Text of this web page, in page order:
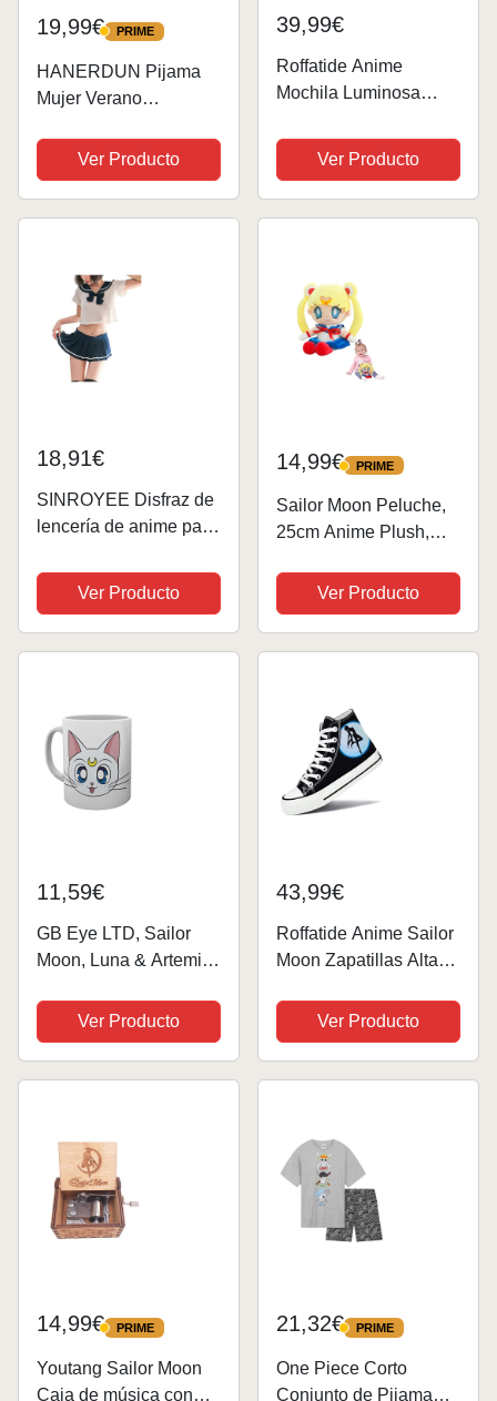
19,99€ PRIME
PRIME
HANERDUN Pijama
Mujer Verano
Stitch 2 Pcs Pijama de
Seda Conjunto de
Satén Camisa de
Ver Producto
39,99€
Roffatide Anime
Mochila Luminosa
con Puerto de Carga
USB y Puerto Para
Auriculares
Ver Producto
18,91€
SINROYEE Disfraz de
lencería de anime para
marinero japonés para
mujer, traje sexy de
colegialas (azul)
Ver Producto
14,99€ PRIME
PRIME
Sailor Moon Peluche,
25cm Anime Plush,
Peluche Dibujos
Animados, Anime Doll
Juguetes, Peluche
Ver Producto
11,59€
GB Eye LTD, Sailor
Moon, Luna & Artemis,
Ver Producto
43,99€
Roffatide Anime Sailor
Moon Zapatillas Altas
Planos Estampados
Zapatos de Skate con
Cordones Talla Unisex
Ver Producto
14,99€ PRIME
PRIME
Youtang Sailor Moon
Caja de música con
21,32€ PRIME
PRIME
One Piece Corto
Conjunto de Pijama